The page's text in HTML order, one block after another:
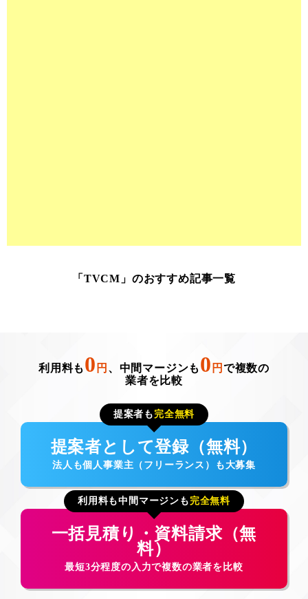
「TVCM」のおすすめ記事一覧
利用料も 0 円 、中間マージンも 0 円 で複数の
業者を比較
提案者も 完全無料
提案者として登録（無料）
法人も個人事業主（フリーランス）も大募集
利用料も中間マージンも 完全無料
一括見積り・資料請求（無
料）
最短3分程度の入力で複数の業者を比較